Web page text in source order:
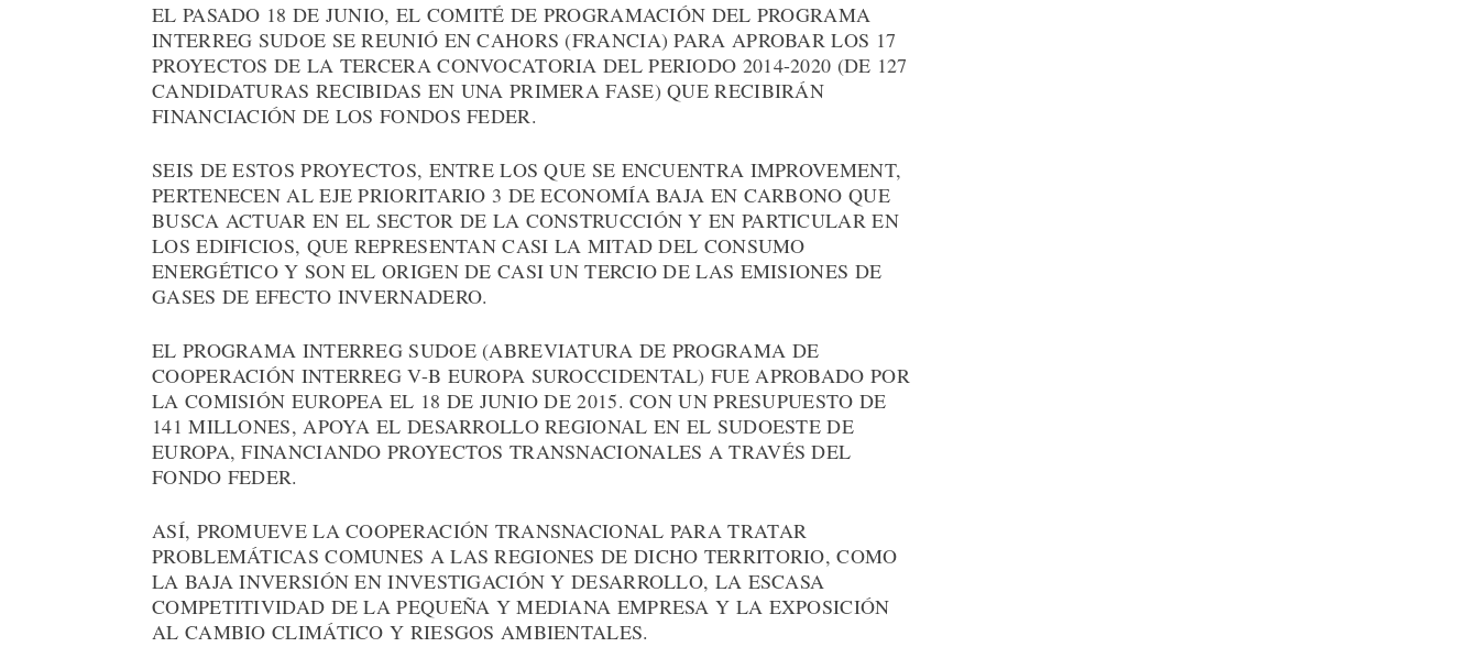
EL PASADO 18 DE JUNIO, EL COMITÉ DE PROGRAMACIÓN DEL PROGRAMA
INTERREG SUDOE SE REUNIÓ EN CAHORS (FRANCIA) PARA APROBAR LOS 17
PROYECTOS DE LA TERCERA CONVOCATORIA DEL PERIODO 2014-2020 (DE 127
CANDIDATURAS RECIBIDAS EN UNA PRIMERA FASE) QUE RECIBIRÁN
FINANCIACIÓN DE LOS FONDOS FEDER.
SEIS DE ESTOS PROYECTOS, ENTRE LOS QUE SE ENCUENTRA IMPROVEMENT,
PERTENECEN AL EJE PRIORITARIO 3 DE ECONOMÍA BAJA EN CARBONO QUE
BUSCA ACTUAR EN EL SECTOR DE LA CONSTRUCCIÓN Y EN PARTICULAR EN
LOS EDIFICIOS, QUE REPRESENTAN CASI LA MITAD DEL CONSUMO
ENERGÉTICO Y SON EL ORIGEN DE CASI UN TERCIO DE LAS EMISIONES DE
GASES DE EFECTO INVERNADERO.
EL PROGRAMA INTERREG SUDOE (ABREVIATURA DE PROGRAMA DE
COOPERACIÓN INTERREG V-B EUROPA SUROCCIDENTAL) FUE APROBADO POR
LA COMISIÓN EUROPEA EL 18 DE JUNIO DE 2015. CON UN PRESUPUESTO DE
141 MILLONES, APOYA EL DESARROLLO REGIONAL EN EL SUDOESTE DE
EUROPA, FINANCIANDO PROYECTOS TRANSNACIONALES A TRAVÉS DEL
FONDO FEDER.
ASÍ, PROMUEVE LA COOPERACIÓN TRANSNACIONAL PARA TRATAR
PROBLEMÁTICAS COMUNES A LAS REGIONES DE DICHO TERRITORIO, COMO
LA BAJA INVERSIÓN EN INVESTIGACIÓN Y DESARROLLO, LA ESCASA
COMPETITIVIDAD DE LA PEQUEÑA Y MEDIANA EMPRESA Y LA EXPOSICIÓN
AL CAMBIO CLIMÁTICO Y RIESGOS AMBIENTALES.